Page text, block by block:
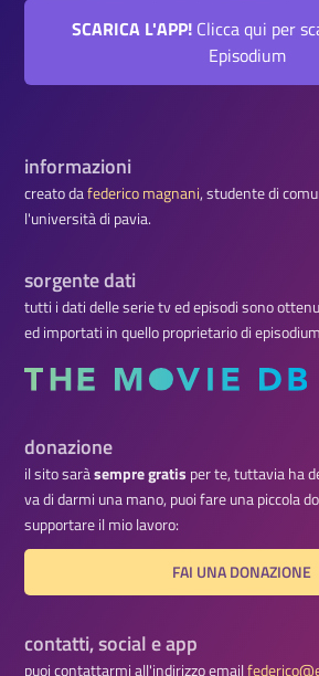
SCARICA L'APP!Clicca qui per
Episodium
informazioni
creato dafederico magnani, studente di
l'università di pavia.
sorgente dati
tutti i dati delle serie tv ed episodi sono
ed importati in quello proprietario di
donazione
il sito saràsempre gratis per te, tuttavia ha
va di darmi una mano, puoi fare una piccola
supportare il mio lavoro:
FAI UNA DONAZIONE
contatti, social e app
puoi contattarmi all'indirizzo email